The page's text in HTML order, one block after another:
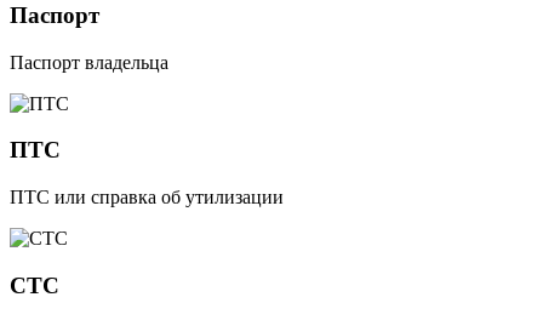
Паспорт
Паспорт владельца
ПТС
ПТС или справка об утилизации
СТС